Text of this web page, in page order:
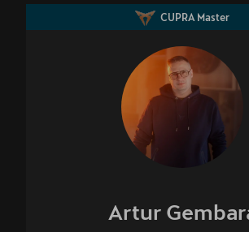
CUPRA Master
Artur